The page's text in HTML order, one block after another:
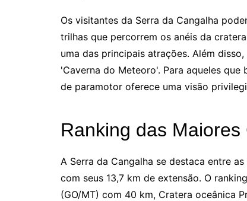
Os visitantes da Serra da Cangalha
trilhas que percorrem os anéis da
uma das principais atrações. Além
'Caverna do Meteoro'. Para aqueles
de paramotor oferece uma visão
Ranking das
A Serra da Cangalha se destaca entre
com seus 13,7 km de extensão. O
(GO/MT) com 40 km, Cratera oceânica